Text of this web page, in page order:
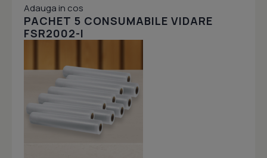
Adauga in cos
PACHET 5 CONSUMABILE VIDARE
FSR2002-I